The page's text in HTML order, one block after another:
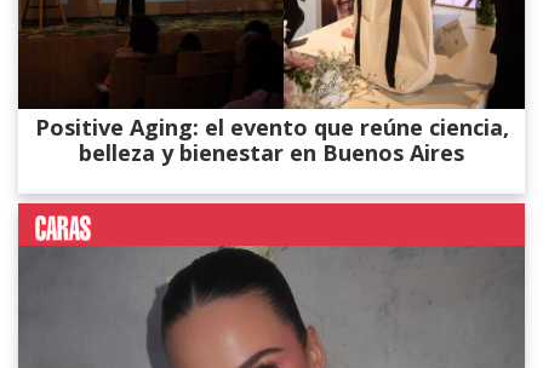
Positive Aging: el evento que reúne ciencia,
belleza y bienestar en Buenos Aires